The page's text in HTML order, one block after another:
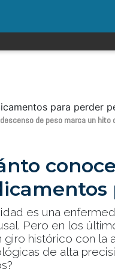
de peso marca un
es una
Pero en los
giro histórico con la
de alta